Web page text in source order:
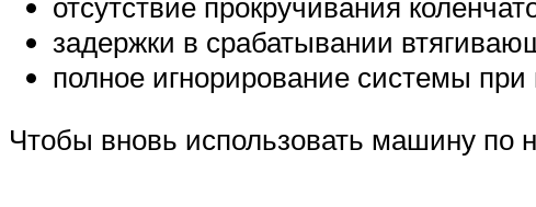
задержки в срабатывании
полное игнорирование системы
Чтобы вновь использовать машину по